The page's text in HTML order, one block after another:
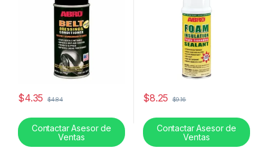
$4.35 $4.84
Contactar Asesor de
Ventas
$8.25 $9.16
Contactar Asesor de
Ventas